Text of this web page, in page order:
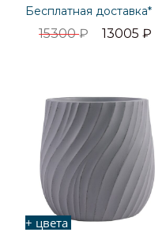
Бесплатная доставка*
15300₽ 13005₽
+ цвета